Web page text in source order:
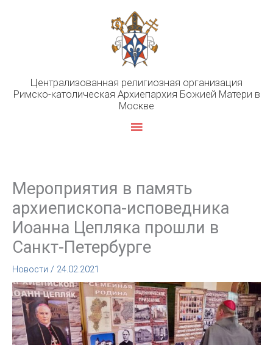
Централизованная религиозная организация
Римско-католическая Архиепархия Божией Матери в
Москве
Главное
Мероприятия в память
архиепископа-исповедника
Иоанна Цепляка прошли в
Санкт-Петербурге
Новости / 24.02.2021